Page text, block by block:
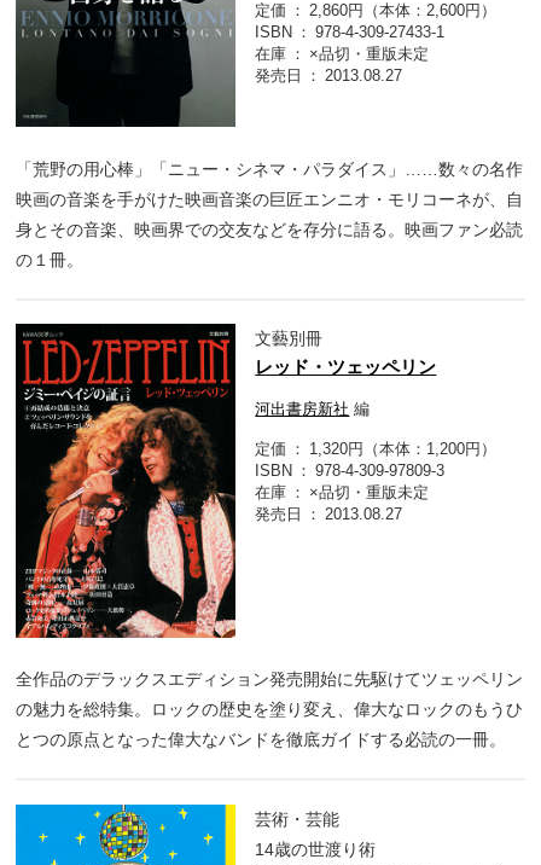
定価
2,860円（本体：2,600円）
ISBN
978-4-309-27433-1
在庫
×品切・重版未定
発売日
2013.08.27
「荒野の用心棒」「ニュー・シネマ・パラダイス」……数々の名作
映画の音楽を手がけた映画音楽の巨匠エンニオ・モリコーネが、自
身とその音楽、映画界での交友などを存分に語る。映画ファン必読
の１冊。
文藝別冊
レッド・ツェッペリン
河出書房新社 編
定価
1,320円（本体：1,200円）
ISBN
978-4-309-97809-3
在庫
×品切・重版未定
発売日
2013.08.27
全作品のデラックスエディション発売開始に先駆けてツェッペリン
の魅力を総特集。ロックの歴史を塗り変え、偉大なロックのもうひ
とつの原点となった偉大なバンドを徹底ガイドする必読の一冊。
芸術・芸能
14歳の世渡り術